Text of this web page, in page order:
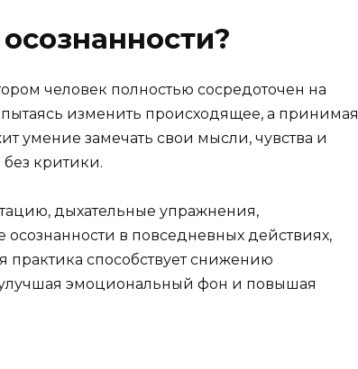
человек полностью сосредоточен на
изменить происходящее, а принимая
умение замечать свои мысли, чувства и
критики.
дыхательные упражнения,
в повседневных действиях,
практика способствует снижению
улучшая эмоциональный фон и повышая